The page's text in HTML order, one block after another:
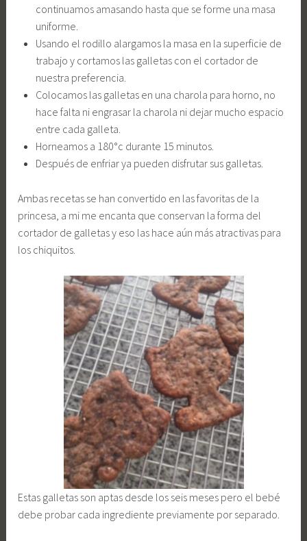
continuamos amasando hasta que se forme una masa
uniforme.
Usando el rodillo alargamos la masa en la superficie de
trabajo y cortamos las galletas con el cortador de
nuestra preferencia.
Colocamos las galletas en una charola para horno, no
hace falta ni engrasar la charola ni dejar mucho espacio
entre cada galleta.
Horneamos a 180°c durante 15 minutos.
Después de enfriar ya pueden disfrutar sus galletas.
Ambas recetas se han convertido en las favoritas de la
princesa, a mi me encanta que conservan la forma del
cortador de galletas y eso las hace aún más atractivas para
los chiquitos.
Estas galletas son aptas desde los seis meses pero el bebé
debe probar cada ingrediente previamente por separado.